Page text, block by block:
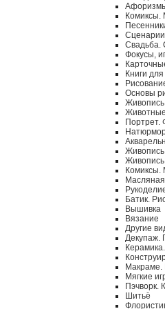
Комиксы.
Сценарии
Свадьба.
Фокусы,
Книги
Основы
Портрет.
Комиксы.
Батик.
Вышивка
Вязание
Другие
Декупаж.
Макраме.
Мягкие
Пэчворк.
Шитьё